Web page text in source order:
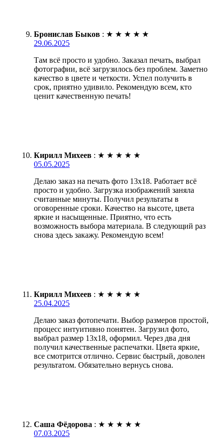
Бронислав Быков : ★ ★ ★ ★ ★
29.06.2025
Там всё просто и удобно. Заказал печать, выбрал
фотографии, всё загрузилось без проблем. Заметно
качество в цвете и четкости. Успел получить в
срок, приятно удивило. Рекомендую всем, кто
ценит качественную печать!
Кирилл Михеев : ★ ★ ★ ★ ★
05.05.2025
Делаю заказ на печать фото 13х18. Работает всё
просто и удобно. Загрузка изображений заняла
считанные минуты. Получил результаты в
оговоренные сроки. Качество на высоте, цвета
яркие и насыщенные. Приятно, что есть
возможность выбора материала. В следующий раз
снова здесь закажу. Рекомендую всем!
Кирилл Михеев : ★ ★ ★ ★ ★
25.04.2025
Делаю заказ фотопечати. Выбор размеров простой,
процесс интуитивно понятен. Загрузил фото,
выбрал размер 13х18, оформил. Через два дня
получил качественные распечатки. Цвета яркие,
все смотрится отлично. Сервис быстрый, доволен
результатом. Обязательно вернусь снова.
Саша Фёдорова : ★ ★ ★ ★ ★
07.03.2025